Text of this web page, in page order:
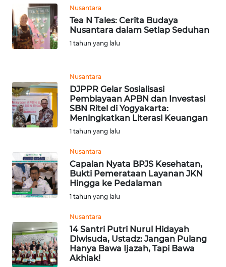
Nusantara
Tea N Tales: Cerita Budaya
Nusantara dalam Setiap Seduhan
1 tahun yang lalu
Nusantara
DJPPR Gelar Sosialisasi
Pembiayaan APBN dan Investasi
SBN Ritel di Yogyakarta:
Meningkatkan Literasi Keuangan
1 tahun yang lalu
Nusantara
Capaian Nyata BPJS Kesehatan,
Bukti Pemerataan Layanan JKN
Hingga ke Pedalaman
1 tahun yang lalu
Nusantara
14 Santri Putri Nurul Hidayah
Diwisuda, Ustadz: Jangan Pulang
Hanya Bawa Ijazah, Tapi Bawa
Akhlak!
WN
LIKUPANG
WN
WN
BORNEO
Wahana
WAHANA
NEWS
WAHANA
ADVOKAT